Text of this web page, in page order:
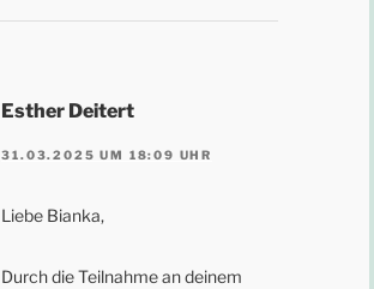
Esther Deitert
31.03.2025 UM 18:09 UHR
Liebe Bianka,
Durch die Teilnahme an deinem